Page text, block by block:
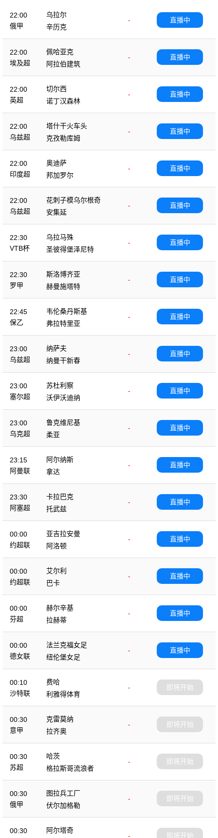
22:00
俄甲
乌拉尔
-
辛历克
直播中
22:00
埃及超
佩哈亚克
-
阿拉伯建筑
直播中
22:00
英超
切尔西
-
诺丁汉森林
直播中
22:00
乌兹超
塔什干火车头
-
克孜勒库姆
直播中
22:00
印度超
奥迪萨
-
邦加罗尔
直播中
22:00
乌兹超
花刺子模乌尔根奇
-
安集延
直播中
22:30
VTB杯
乌拉马殊
-
圣彼得堡泽尼特
直播中
22:30
罗甲
斯洛博齐亚
-
赫曼施塔特
直播中
22:45
保乙
韦伦桑丹斯基
-
弗拉特里亚
直播中
23:00
乌兹超
纳萨夫
-
纳曼干新春
直播中
23:00
塞尔超
苏杜利察
-
沃伊沃迪纳
直播中
23:00
乌克超
鲁克维尼基
-
柔亚
直播中
23:15
阿曼联
阿尔纳斯
-
拿达
直播中
23:30
阿塞超
卡拉巴克
-
托武兹
直播中
00:00
约超联
亚吉拉安曼
-
阿洛顿
直播中
00:00
约超联
艾尔利
-
巴卡
直播中
00:00
芬超
赫尔辛基
-
拉赫蒂
直播中
00:00
德女联
法兰克福女足
-
纽伦堡女足
直播中
00:10
沙特联
费哈
-
利雅得体育
即将开始
00:30
意甲
克雷莫纳
-
拉齐奥
即将开始
00:30
苏超
哈茨
-
格拉斯哥流浪者
即将开始
00:30
俄甲
图拉兵工厂
-
伏尔加格勒
即将开始
00:30
阿尔塔奇
- 即将开始